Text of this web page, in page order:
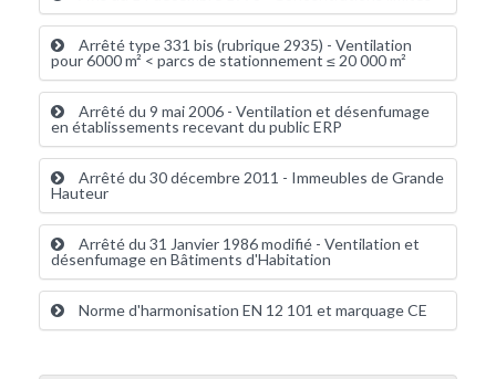
Arrêté type 331 bis (rubrique 2935) - Ventilation
pour 6000 m² < parcs de stationnement ≤ 20 000 m²
Arrêté du 9 mai 2006 - Ventilation et désenfumage
en établissements recevant du public ERP
Arrêté du 30 décembre 2011 - Immeubles de Grande
Hauteur
Arrêté du 31 Janvier 1986 modifié - Ventilation et
désenfumage en Bâtiments d'Habitation
Norme d'harmonisation EN 12 101 et marquage CE